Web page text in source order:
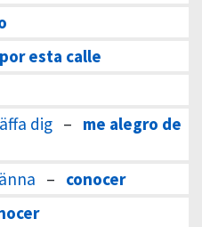
por esta calle
dig – me alegro de
– conocer